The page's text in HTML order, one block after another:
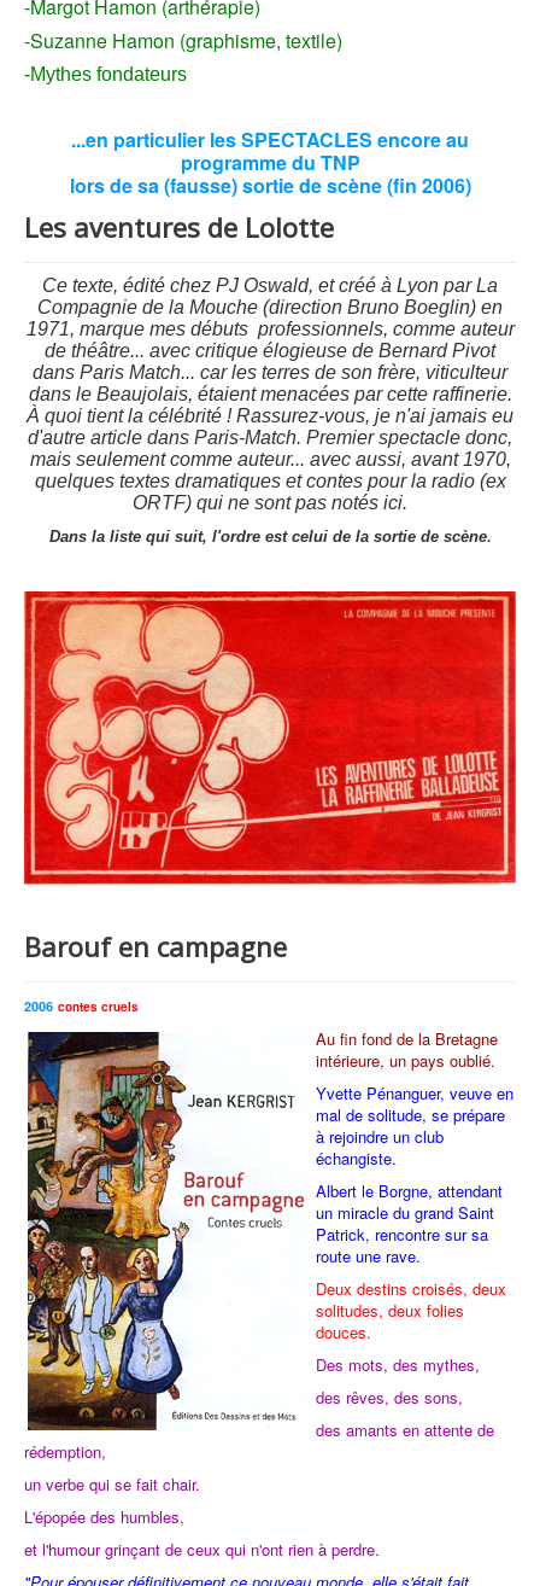
-Margot Hamon (arthérapie)
-Suzanne Hamon (graphisme, textile)
-Mythes fondateurs
...en particulier les SPECTACLES encore au
programme du TNP
lors de sa (fausse) sortie de scène (fin 2006)
Les aventures de Lolotte
Ce texte, édité chez PJ Oswald, et créé à Lyon par La
Compagnie de la Mouche (direction Bruno Boeglin) en
1971, marque mes débuts professionnels, comme auteur
de théâtre... avec critique élogieuse de Bernard Pivot
dans Paris Match... car les terres de son frère, viticulteur
dans le Beaujolais, étaient menacées par cette raffinerie.
À quoi tient la célébrité ! Rassurez-vous, je n'ai jamais eu
d'autre article dans Paris-Match. Premier spectacle donc,
mais seulementcomme auteur... avec aussi, avant 1970,
quelques textes dramatiques et contes pour la radio (ex
ORTF) qui ne sont pas notés ici.
Dans la liste qui suit, l'ordre est celui de la sortie de scène.
Barouf en campagne
2006 contes cruels
Au fin fond de la Bretagne
intérieure, un pays oublié.
Yvette Pénanguer, veuve en
mal de solitude, se prépare
à rejoindre un club
échangiste.
Albert le Borgne, attendant
un miracle du grand Saint
Patrick, rencontre sur sa
route une rave.
Deux destins croisés, deux
solitudes, deux folies
douces.
Des mots, des mythes,
des rêves, des sons,
des amants en attente de
rédemption,
un verbe qui se fait chair.
L'épopée des humbles,
et l'humour grinçant de ceux qui n'ont rien à perdre.